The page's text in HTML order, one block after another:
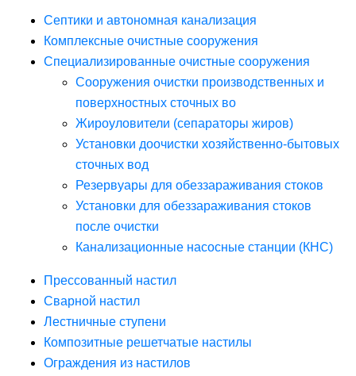
Септики и автономная канализация
Комплексные очистные сооружения
Специализированные очистные сооружения
Сооружения очистки производственных и
поверхностных сточных во
Жироуловители (сепараторы жиров)
Установки доочистки хозяйственно-бытовых
сточных вод
Резервуары для обеззараживания стоков
Установки для обеззараживания стоков
после очистки
Канализационные насосные станции (КНС)
Прессованный настил
Сварной настил
Лестничные ступени
Композитные решетчатые настилы
Ограждения из настилов